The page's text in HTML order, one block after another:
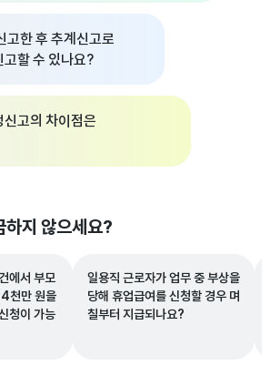
고한 후 추계신고로
할 수 있나요?
고의 차이점은
하지 않으세요?
에서 부모
천만 원을
청이 가능
일용직 근로자가 업무 중 부상을
당해 휴업급여를 신청할 경우 며
칠부터 지급되나요?